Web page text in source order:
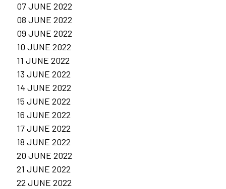
07 JUNE 2022
08 JUNE 2022
09 JUNE 2022
10 JUNE 2022
11 JUNE 2022
13 JUNE 2022
14 JUNE 2022
15 JUNE 2022
16 JUNE 2022
17 JUNE 2022
18 JUNE 2022
20 JUNE 2022
21 JUNE 2022
22 JUNE 2022